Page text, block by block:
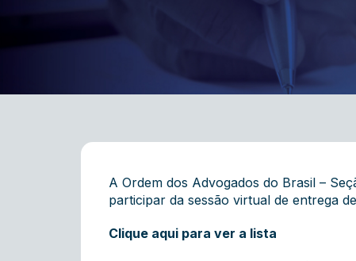
A Ordem dos Advogados do Brasil –
participar da sessão virtual de entrega
Clique aqui para ver a lista